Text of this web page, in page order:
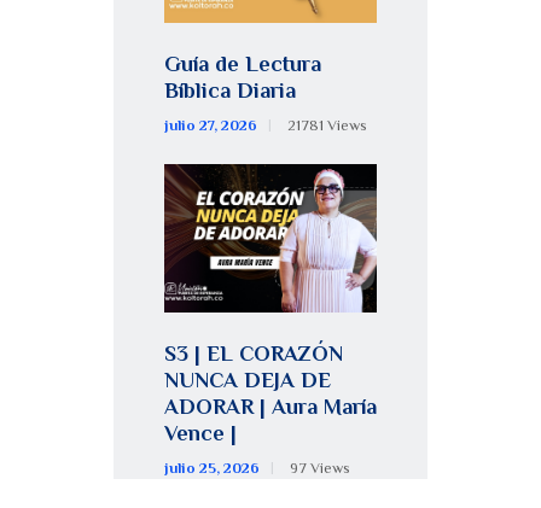
Guía de Lectura
Bíblica Diaria
julio 27, 2026 21781 Views
S3 | EL CORAZÓN
NUNCA DEJA DE
ADORAR | Aura María
Vence |
julio 25, 2026 97 Views